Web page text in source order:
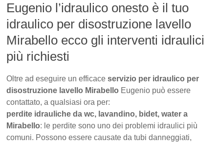
Eugenio l’idraulico onesto è il tuo
idraulico per disostruzione lavello
Mirabello ecco gli interventi idraulici
più richiesti
Oltre ad eseguire un efficaceservizio per idraulico per
disostruzione lavello Mirabello Eugenio può essere
contattato, a qualsiasi ora per:
perdite idrauliche da wc, lavandino, bidet, water a
Mirabello: le perdite sono uno dei problemi idraulici più
comuni. Possono essere causate da tubi danneggiati,